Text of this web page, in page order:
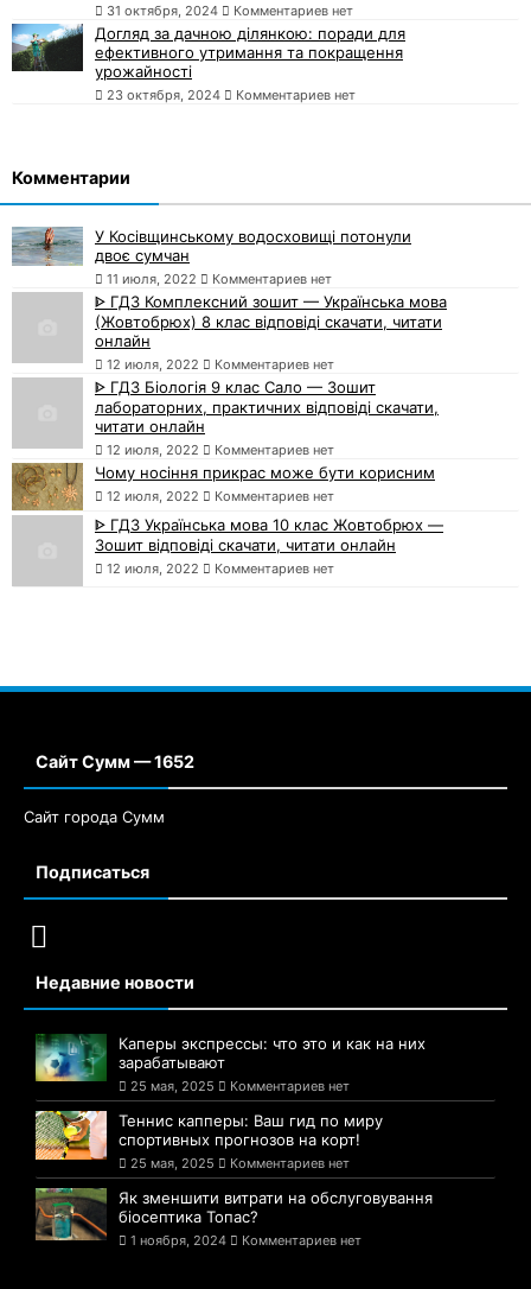
31 октября, 2024 Комментариев нет
Догляд за дачною ділянкою: поради для
ефективного утримання та покращення
урожайності
23 октября, 2024 Комментариев нет
Комментарии
У Косівщинському водосховищі потонули
двоє сумчан
11 июля, 2022 Комментариев нет
ᐈ ГДЗ Комплексний зошит — Українська мова
(Жовтобрюх) 8 клас відповіді скачати, читати
онлайн
12 июля, 2022 Комментариев нет
ᐈ ГДЗ Біологія 9 клас Сало — Зошит
лабораторних, практичних відповіді скачати,
читати онлайн
12 июля, 2022 Комментариев нет
Чому носіння прикрас може бути корисним
12 июля, 2022 Комментариев нет
ᐈ ГДЗ Українська мова 10 клас Жовтобрюх —
Зошит відповіді скачати, читати онлайн
12 июля, 2022 Комментариев нет
Сайт Сумм — 1652
Сайт города Сумм
Подписаться
Недавние новости
Каперы экспрессы: что это и как на них
зарабатывают
25 мая, 2025 Комментариев нет
Теннис капперы: Ваш гид по миру
спортивных прогнозов на корт!
25 мая, 2025 Комментариев нет
Як зменшити витрати на обслуговування
біосептика Топас?
1 ноября, 2024 Комментариев нет